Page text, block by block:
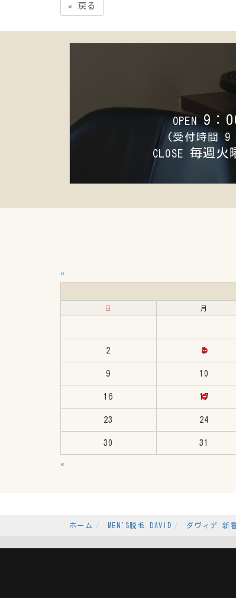
« 戻る
OPEN 9：
(受付時間 9
CLOSE 毎週火
«
日 月
2 3
9 10
16 17
23 24
30 31
«
ホーム MEN'S脱毛 DAVID ダヴィデ 新